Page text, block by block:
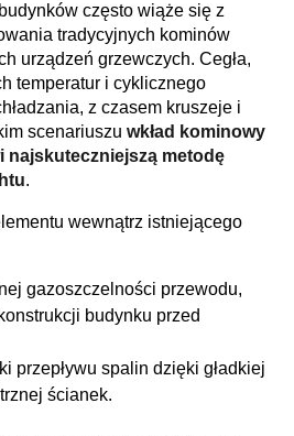
często wiąże się z
tradycyjnych kominów
urządzeń grzewczych. Cegła,
temperatur i cyklicznego
z czasem kruszeje i
scenariuszu wkład kominowy
najskuteczniejszą metodę
.
wewnątrz istniejącego
gazoszczelności przewodu,
budynku przed
przepływu spalin dzięki gładkiej
ścianek.